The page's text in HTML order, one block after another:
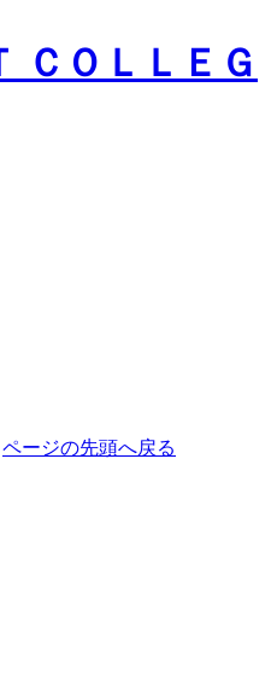
ＣＯＬＬＥＧ
ページの先頭へ戻る